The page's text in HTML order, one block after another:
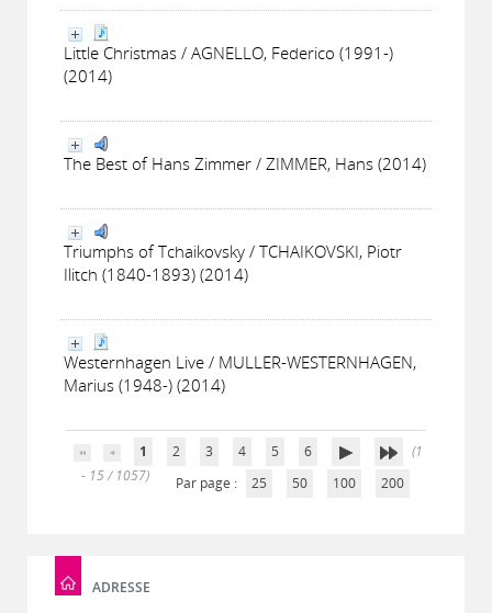
Little Christmas / AGNELLO, Federico (1991-)
(2014)
The Best of Hans Zimmer / ZIMMER, Hans (2014)
Triumphs of Tchaikovsky / TCHAIKOVSKI, Piotr
Ilitch (1840-1893) (2014)
Westernhagen Live / MULLER-WESTERNHAGEN,
Marius (1948-) (2014)
1 2 3 4 5 6
(1
- 15 / 1057)
Par page : 25 50 100 200
ADRESSE